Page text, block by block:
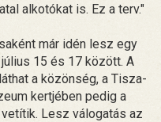
alkotókat is. Ez a terv."
már idén lesz egy
15 és 17 között. A
a közönség, a Tisza-
kertjében pedig a
Lesz válogatás az